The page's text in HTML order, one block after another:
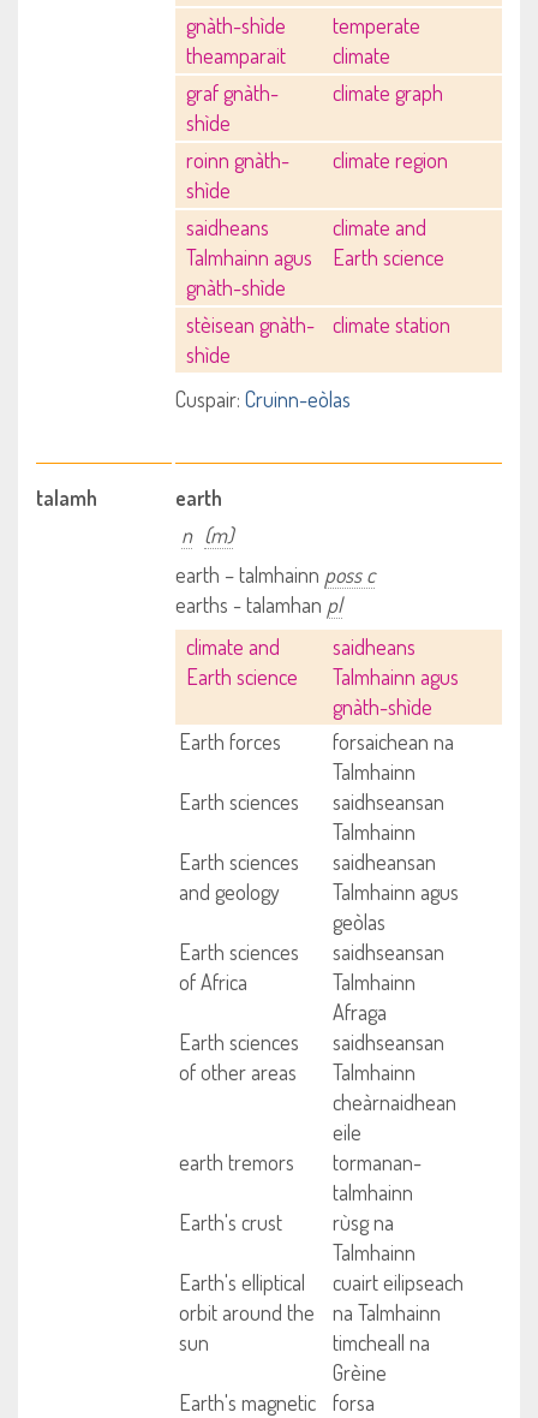
gnàth-shìde
theamparait
temperate
climate
graf gnàth-
shìde
climate graph
roinn gnàth-
shìde
climate region
saidheans
Talmhainn agus
gnàth-shìde
climate and
Earth science
stèisean gnàth-
shìde
climate station
Cuspair: Cruinn-eòlas
talamh
earth
n (m)
earth – talmhainn poss c
earths - talamhan pl
climate and
Earth science
saidheans
Talmhainn agus
gnàth-shìde
Earth forces
forsaichean na
Talmhainn
Earth sciences
saidhseansan
Talmhainn
Earth sciences
and geology
saidheansan
Talmhainn agus
geòlas
Earth sciences
of Africa
saidhseansan
Talmhainn
Afraga
Earth sciences
of other areas
saidhseansan
Talmhainn
cheàrnaidhean
eile
earth tremors
tormanan-
talmhainn
Earth's crust
rùsg na
Talmhainn
Earth's elliptical
orbit around the
sun
cuairt eilipseach
na Talmhainn
timcheall na
Grèine
Earth's magnetic
forsa